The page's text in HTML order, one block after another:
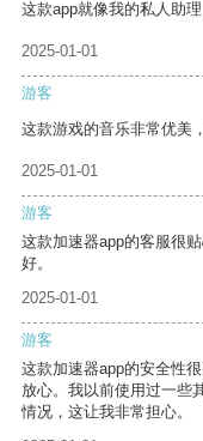
这款app就像我的私人助
2025-01-01
游客
这款游戏的音乐非常优美
2025-01-01
游客
这款加速器app的客服很
好。
2025-01-01
游客
这款加速器app的安全性
放心。我以前使用过一些
情况，这让我非常担心。